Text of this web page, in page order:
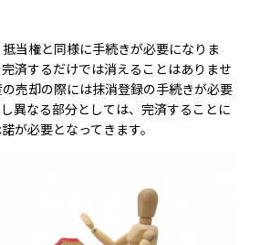
当権と同様に手続きが必要になりま
済するだけでは消えることはありませ
売却の際には抹消登録の手続きが必要
異なる部分としては、完済することに
が必要となってきます。